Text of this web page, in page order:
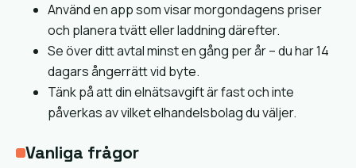
Använd en app som visar morgondagens priser
och planera tvätt eller laddning därefter.
Se över ditt avtal minst en gång per år – du har 14
dagars ångerrätt vid byte.
Tänk på att din elnätsavgift är fast och inte
påverkas av vilket elhandelsbolag du väljer.
Vanliga frågor